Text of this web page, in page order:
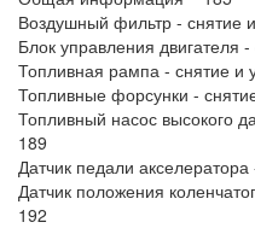
Воздушный фильтр - снятие
Блок управления двигателя
Топливная рампа - снятие и
Топливные форсунки -
Топливный насос высокого
189
Датчик педали
Датчик положения
192